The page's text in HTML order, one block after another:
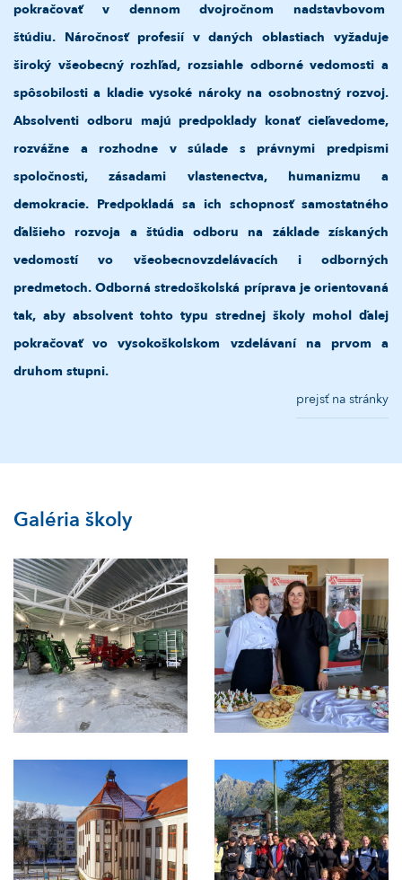
pokračovať v dennom dvojročnom nadstavbovom
štúdiu. Náročnosť profesií v daných oblastiach vyžaduje
široký všeobecný rozhľad, rozsiahle odborné vedomosti a
spôsobilosti a kladie vysoké nároky na osobnostný rozvoj.
Absolventi odboru majú predpoklady konať cieľavedome,
rozvážne a rozhodne v súlade s právnymi predpismi
spoločnosti, zásadami vlastenectva, humanizmu a
demokracie. Predpokladá sa ich schopnosť samostatného
ďalšieho rozvoja a štúdia odboru na základe získaných
vedomostí vo všeobecnovzdelávacích i odborných
predmetoch. Odborná stredoškolská príprava je orientovaná
tak, aby absolvent tohto typu strednej školy mohol ďalej
pokračovať vo vysokoškolskom vzdelávaní na prvom a
druhom stupni.
prejsť na stránky
Galéria školy